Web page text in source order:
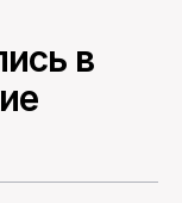
в